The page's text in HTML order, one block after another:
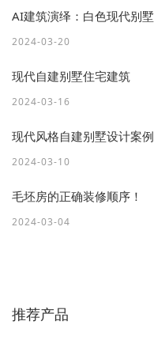
AI建筑演绎：白色现代别墅
2024-03-20
现代自建别墅住宅建筑
2024-03-16
现代风格自建别墅设计案例
2024-03-10
毛坯房的正确装修顺序！
2024-03-04
推荐产品